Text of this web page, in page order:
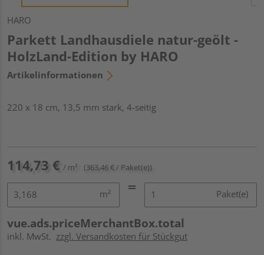
HARO
Parkett Landhausdiele natur-geölt -
HolzLand-Edition by HARO
Artikelinformationen
220 x 18 cm, 13,5 mm stark, 4-seitig
114,73 € / m² (363,46 € / Paket(e))
m² Paket(e)
vue.ads.priceMerchantBox.total
inkl. MwSt. zzgl. Versandkosten für Stückgut